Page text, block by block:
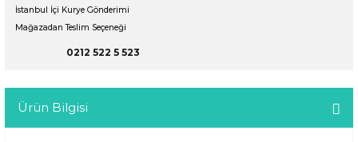
İstanbul İçi Kurye Gönderimi
Mağazadan Teslim Seçeneği
0212 522 5 523
Ürün Bilgisi